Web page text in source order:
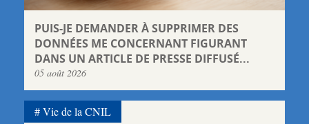
PUIS-JE DEMANDER À SUPPRIMER DES
DONNÉES ME CONCERNANT FIGURANT
DANS UN ARTICLE DE PRESSE DIFFUSÉ...
05 août 2026
Vie de la CNIL